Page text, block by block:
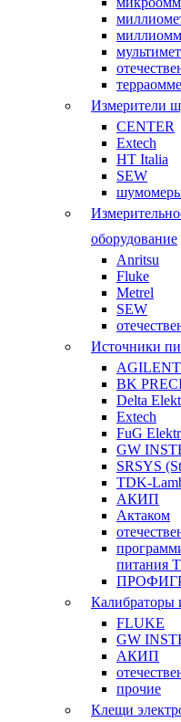
Измерители
CENTER
Extech
HT Italia
SEW
оборудование
Anritsu
Fluke
Metrel
SEW
Источники
BK
Delta
Extech
FuG
GW
SRSYS
TDK-
АКИП
Актаком
питания
Калибраторы
FLUKE
GW
АКИП
прочие
Клещи